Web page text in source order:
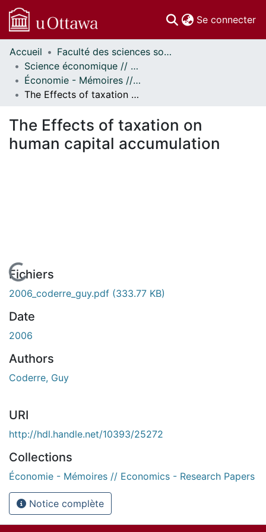
Se connecter
Communautés
et collections
Parcourir
Statistiques
À propos
Accueil
Faculté des sciences sociales // Faculty of Social Sciences
Science économique // Economics
Économie - Mémoires // Economics - Research Papers
The Effects of taxation on human capital accumulation
The Effects of taxation on
human capital accumulation
En cours de chargement...
Fichiers
2006_coderre_guy.pdf (333.77 KB)
Date
2006
Authors
Coderre, Guy
URI
http://hdl.handle.net/10393/25272
Collections
Économie - Mémoires // Economics - Research Papers
Notice complète